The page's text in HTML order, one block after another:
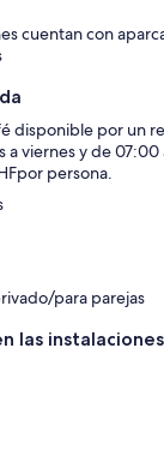
cuentan con
disponible por un
a viernes y de 07:00
persona.
para parejas
las instalaciones